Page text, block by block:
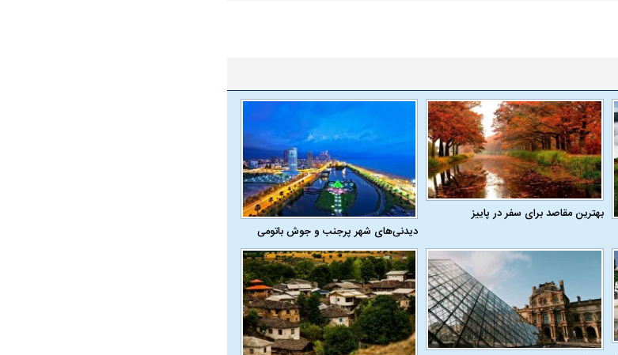
بهترین مقاصد برای سفر در پاییز
دیدنی‌های شهر پرجنب و جوش باتومی